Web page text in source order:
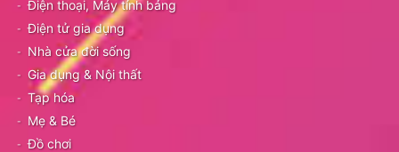
Điện thoại, Máy tính bảng
Điện tử gia dụng
Nhà cửa đời sống
Gia dụng & Nội thất
Tạp hóa
Mẹ & Bé
Đồ chơi